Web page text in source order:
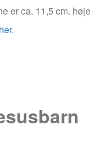
er ca. 11,5 cm. høje
.